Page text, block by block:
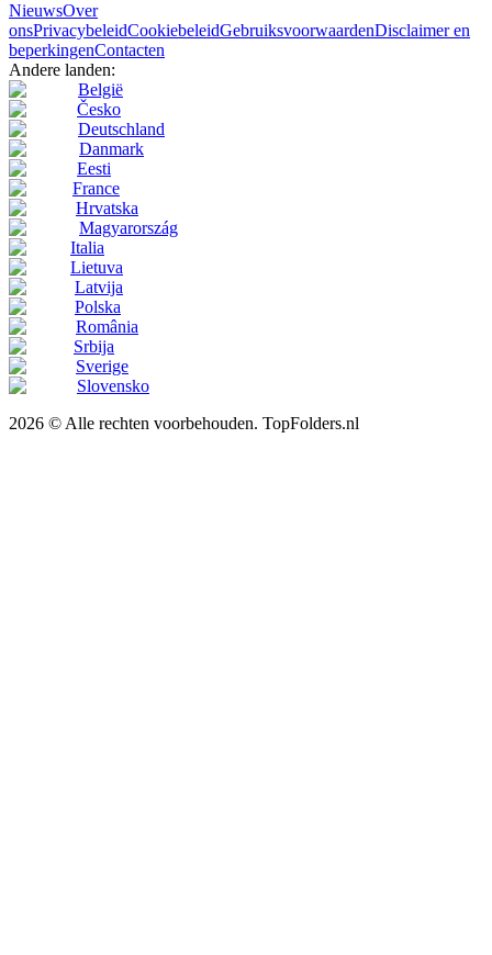
NieuwsOver
onsPrivacybeleidCookiebeleidGebruiksvoorwaardenDisclaimer en
beperkingenContacten
Andere landen:
België
Česko
Deutschland
Danmark
Eesti
France
Hrvatska
Magyarország
Italia
Lietuva
Latvija
Polska
România
Srbija
Sverige
Slovensko
2026 © Alle rechten voorbehouden. TopFolders.nl